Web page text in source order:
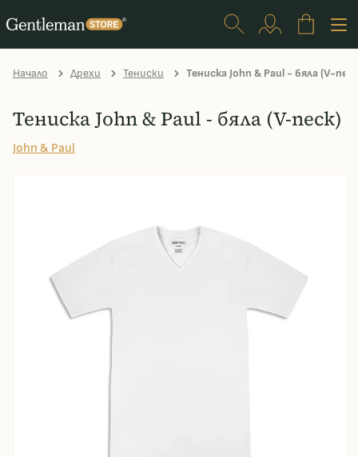
Начало Дрехи Тениски Тениска John & Paul - бяла (V-
Тениска John & Paul - бяла (V-neck)
John & Paul